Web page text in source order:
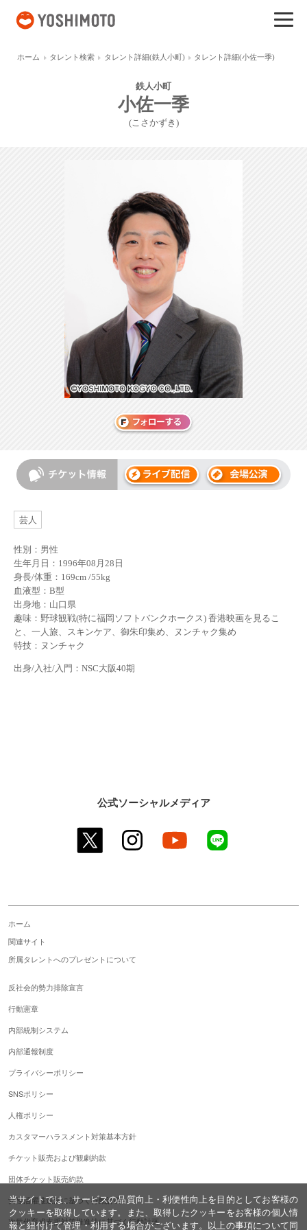
ホーム タレント検索 タレント詳細(鉄人小町) タレント詳細(小佐一季)
鉄人小町
小佐一季
(こさかずき)
芸人
性別：男性
生年月日：1996年08月28日
身長/体重：169cm /55kg
血液型：B型
出身地：山口県
趣味：野球観戦(特に福岡ソフトバンクホークス) 香港映画を見るこ
と、一人旅、スキンケア、御朱印集め、ヌンチャク集め
特技：ヌンチャク
出身/入社/入門：NSC大阪40期
公式ソーシャルメディア
twitter instagram youtube
ホーム
関連サイト
所属タレントへのプレゼントについて
反社会的勢力排除宣言
行動憲章
内部統制システム
内部通報制度
プライバシーポリシー
SNSポリシー
人権ポリシー
カスタマーハラスメント対策基本方針
チケット販売および観劇約款
団体チケット販売約款
女性活躍推進法に基づく行動計画
次世代育成支援対策推進法に基づく行動計画
当サイトでは、サービスの品質向上・利便性向上を目的としてお客様の
クッキーを取得しています。また、取得したクッキーをお客様の個人情
報と紐付けて管理・利用する場合がございます。以上の事項について同